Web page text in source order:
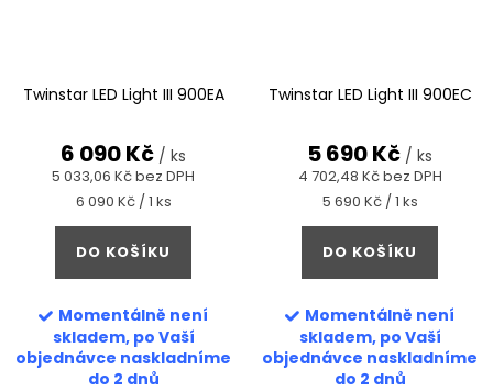
Twinstar LED Light III 900EA
5 033,06 Kč bez DPH
6 090 Kč / ks
Měrná
cena:
6 090 Kč / 1 ks
DO KOŠÍKU
Momentálně není
skladem, po Vaší
objednávce naskladníme
do 2 dnů
Twinstar LED Light III 900EC
4 702,48 Kč bez DPH
5 690 Kč / ks
Měrná
cena:
5 690 Kč / 1 ks
DO KOŠÍKU
Momentálně není
skladem, po Vaší
objednávce naskladníme
do 2 dnů